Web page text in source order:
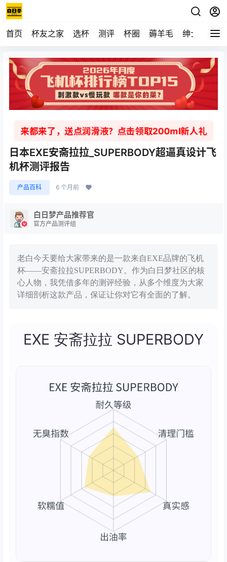
首页 杯友之家 选杯 测评 杯圈 薅羊毛 绅士 视频
来都来了，送点润滑液？点击领取200ml新人礼
日本EXE安斋拉拉_SUPERBODY超逼真设计飞
机杯测评报告
产品百科 6 个月前
白日梦产品推荐官
官方产品测评组
老白今天要给大家带来的是一款来自EXE品牌的飞机
杯——安斋拉拉SUPERBODY。作为白日梦社区的核
心人物，我凭借多年的测评经验，从多个维度为大家
详细剖析这款产品，保证让你对它有全面的了解。
EXE 安斋拉拉 SUPERBODY